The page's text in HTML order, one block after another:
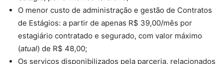
O menor custo de administração e gestão de Contratos
de Estágios: a partir de apenas R$ 39,00/mês por
estagiário contratado e segurado, com valor máximo
(atual) de R$ 48,00;
Os serviços disponibilizados pela parceria, relacionados